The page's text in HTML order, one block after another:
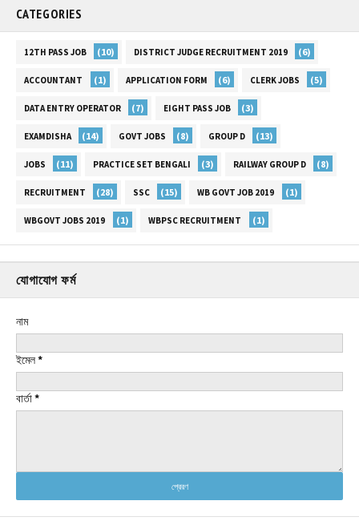
CATEGORIES
12TH PASS JOB (10) DISTRICT JUDGE RECRUITMENT 2019 (6)
ACCOUNTANT (1) APPLICATION FORM (6) CLERK JOBS (5)
DATA ENTRY OPERATOR (7) EIGHT PASS JOB (3)
EXAMDISHA (14) GOVT JOBS (8) GROUP D (13)
JOBS (11) PRACTICE SET BENGALI (3) RAILWAY GROUP D (8)
RECRUITMENT (28) SSC (15) WB GOVT JOB 2019 (1)
WBGOVT JOBS 2019 (1) WBPSC RECRUITMENT (1)
যোগাযোগ ফর্ম
নাম
ইমেল*
বার্তা*